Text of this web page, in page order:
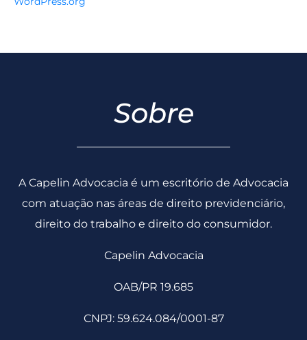
Sobre
A Capelin Advocacia é um escritório de Advocacia
com atuação nas áreas de direito previdenciário,
direito do trabalho e direito do consumidor.
Capelin Advocacia
OAB/PR 19.685
CNPJ: 59.624.084/0001-87